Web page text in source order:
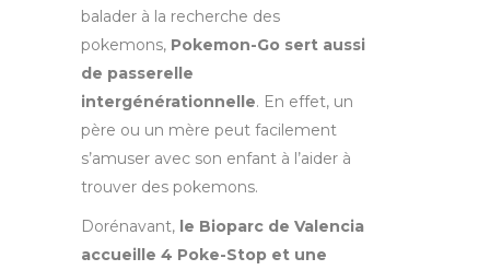
balader à la recherche des
pokemons, Pokemon-Go sert aussi
de passerelle
intergénérationnelle. En effet, un
père ou un mère peut facilement
s’amuser avec son enfant à l’aider à
trouver des pokemons.
Dorénavant, le Bioparc de Valencia
accueille 4 Poke-Stop et une